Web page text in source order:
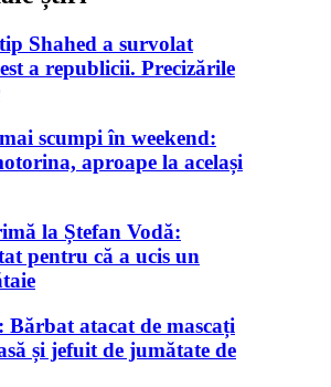
Shahed a survolat
a republicii. Precizările
scumpi în weekend:
aproape la același
la Ștefan Vodă:
pentru că a ucis un
atacat de mascați
și jefuit de jumătate de